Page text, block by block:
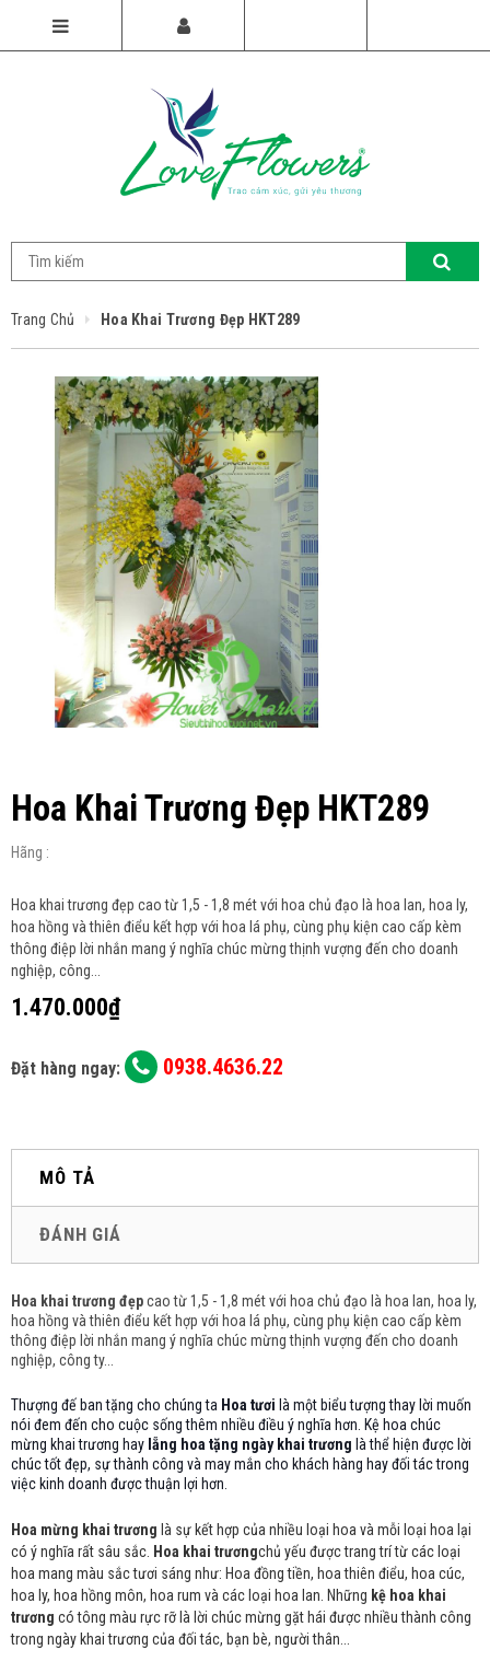
Trang Chủ Hoa Khai Trương Đẹp HKT289
Hoa Khai Trương Đẹp HKT289
Hãng :
Hoa khai trương đẹp cao từ 1,5 - 1,8 mét với hoa chủ đạo là hoa lan, hoa ly,
hoa hồng và thiên điểu kết hợp với hoa lá phụ, cùng phụ kiện cao cấp kèm
thông điệp lời nhắn mang ý nghĩa chúc mừng thịnh vượng đến cho doanh
nghiệp, công...
1.470.000₫
Đặt hàng ngay: 0938.4636.22
MÔ TẢ
ĐÁNH GIÁ
Hoa khai trương đẹpcao từ 1,5 - 1,8 mét với hoa chủ đạo là hoa lan, hoa ly,
hoa hồng và thiên điểu kết hợp với hoa lá phụ, cùng phụ kiện cao cấp kèm
thông điệp lời nhắn mang ý nghĩa chúc mừng thịnh vượng đến cho doanh
nghiệp, công ty...
Thượng đế ban tặng cho chúng ta Hoa tươi là một biểu tượng thay lời muốn
nói đem đến cho cuộc sống thêm nhiều điều ý nghĩa hơn. Kệ hoa chúc
mừng khai trương hay lẵng hoa tặng ngày khai trương là thể hiện được lời
chúc tốt đẹp, sự thành công và may mắn cho khách hàng hay đối tác trong
việc kinh doanh được thuận lợi hơn.
Hoa mừng khai trương là sự kết hợp của nhiều loại hoa và mỗi loại hoa lại
có ý nghĩa rất sâu sắc. Hoa khai trươngchủ yếu được trang trí từ các loại
hoa mang màu sắc tươi sáng như: Hoa đồng tiền, hoa thiên điểu, hoa cúc,
hoa ly, hoa hồng môn, hoa rum và các loại hoa lan. Những kệ hoa khai
trương có tông màu rực rỡ là lời chúc mừng gặt hái được nhiều thành công
trong ngày khai trương của đối tác, bạn bè, người thân...